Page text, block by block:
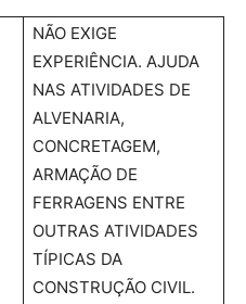
NÃO EXIGE
EXPERIÊNCIA. AJUDA
NAS ATIVIDADES DE
ALVENARIA,
CONCRETAGEM,
ARMAÇÃO DE
FERRAGENS ENTRE
OUTRAS ATIVIDADES
TÍPICAS DA
CONSTRUÇÃO CIVIL.